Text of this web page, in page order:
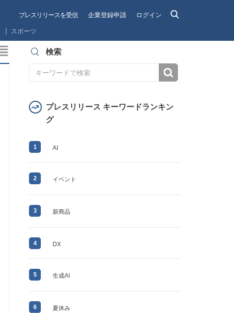
プレスリリースを受信 企業登録申請 ログイン
スポーツ
検索
プレスリリース キーワードランキン
グ
1 AI
2 イベント
3 新商品
4 DX
5 生成AI
6 夏休み